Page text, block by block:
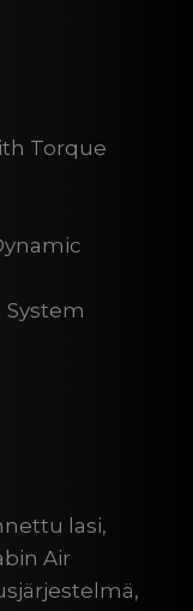
Torque
lasi,
Air